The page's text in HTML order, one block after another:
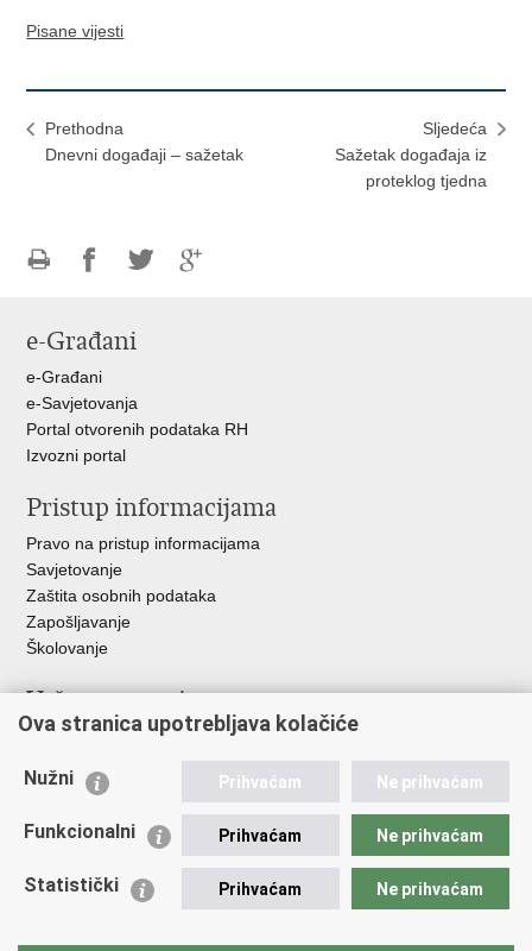
Pisane vijesti
Prethodna
Dnevni događaji – sažetak
Sljedeća
Sažetak događaja iz
proteklog tjedna
FacebookuTwitteru
e-Građani
e-Građani
e-Savjetovanja
Portal otvorenih podataka RH
Izvozni portal
Pristup informacijama
Pravo na pristup informacijama
Savjetovanje
Zaštita osobnih podataka
Zapošljavanje
Školovanje
Važne poveznice
Ministarstvo unutarnjih poslova
Udruge
Policijska akademija
Zaklada policijske solidarnosti
Vučetić"
Ova stranica upotrebljava kolačiće
Nužni Prihvaćam Ne prihvaćam
Funkcionalni Prihvaćam Ne prihvaćam
Statistički Prihvaćam Ne prihvaćam